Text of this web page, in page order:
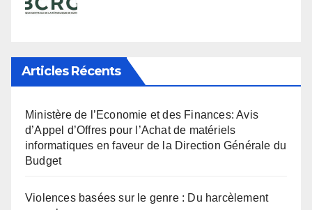
Articles Récents
Ministère de l’Economie et des Finances: Avis
d’Appel d’Offres pour l’Achat de matériels
informatiques en faveur de la Direction Générale du
Budget
Violences basées sur le genre : Du harcèlement